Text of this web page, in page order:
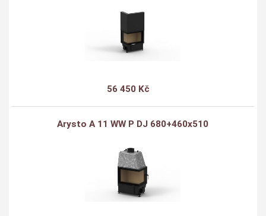
56 450 Kč
Arysto A 11 WW P DJ 680+460x510